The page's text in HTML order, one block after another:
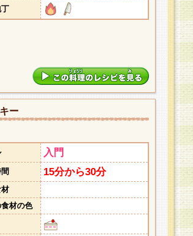
ー
入門
15分から30分
材の色